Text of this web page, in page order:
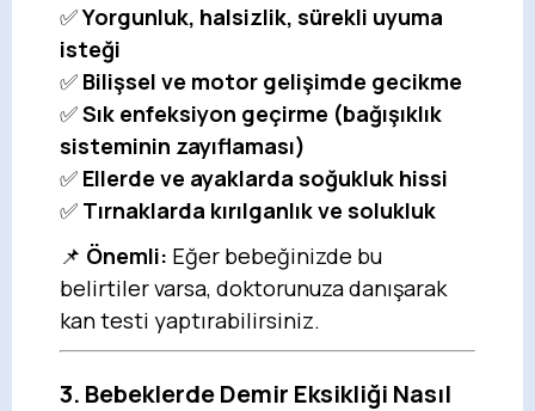
✅Yorgunluk, halsizlik, sürekli uyuma
isteği
✅ Bilişsel ve motor gelişimde gecikme
✅Sık enfeksiyon geçirme (bağışıklık
sisteminin zayıflaması)
✅ Ellerde ve ayaklarda soğukluk hissi
✅ Tırnaklarda kırılganlık ve solukluk
📌 Önemli: Eğer bebeğinizde bu
belirtiler varsa, doktorunuza danışarak
kan testi yaptırabilirsiniz.
3. Bebeklerde Demir Eksikliği Nasıl